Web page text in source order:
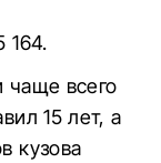
164.
чаще всего
15 лет, а
кузова